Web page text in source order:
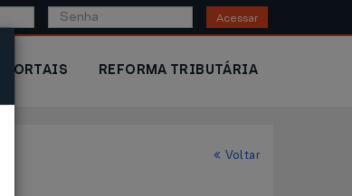
Acessar
PORTAIS REFORMA TRIBUTÁRIA
Voltar